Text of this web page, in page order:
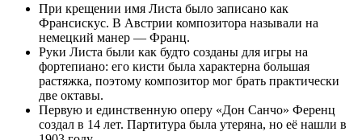
При крещении имя Листа было записано как
Франсискус. В Австрии композитора называли на
немецкий манер — Франц.
Руки Листа были как будто созданы для игры на
фортепиано: его кисти была характерна большая
растяжка, поэтому композитор мог брать практически
две октавы.
Первую и единственную оперу «Дон Санчо» Ференц
создал в 14 лет. Партитура была утеряна, но её нашли в